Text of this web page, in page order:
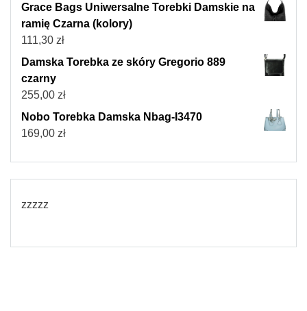
Grace Bags Uniwersalne Torebki Damskie na
ramię Czarna (kolory)
111,30 zł
Damska Torebka ze skóry Gregorio 889
czarny
255,00 zł
Nobo Torebka Damska Nbag-I3470
169,00 zł
zzzzz